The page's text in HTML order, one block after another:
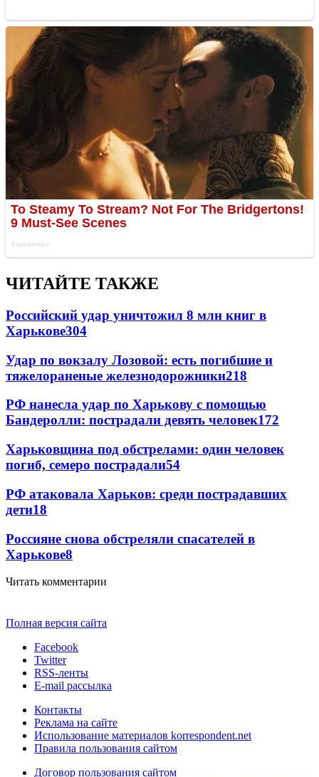
ЧИТАЙТЕ ТАКЖЕ
Российский удар уничтожил 8 млн книг в
Харькове304
Удар по вокзалу Лозовой: есть погибшие и
тяжелораненые железнодорожники218
РФ нанесла удар по Харькову с помощью
Бандеролли: пострадали девять человек172
Харьковщина под обстрелами: один человек
погиб, семеро пострадали54
РФ атаковала Харьков: среди пострадавших
дети18
Россияне снова обстреляли спасателей в
Харькове8
Читать комментарии
Полная версия сайта
Facebook
Twitter
RSS-ленты
E-mail рассылка
Контакты
Реклама на сайте
Использование материалов korrespondent.net
Правила пользования сайтом
Договор пользования сайтом